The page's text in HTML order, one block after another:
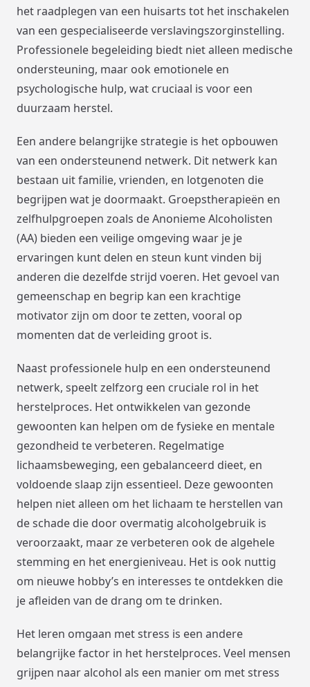
het raadplegen van een huisarts tot het inschakelen
van een gespecialiseerde verslavingszorginstelling.
Professionele begeleiding biedt niet alleen medische
ondersteuning, maar ook emotionele en
psychologische hulp, wat cruciaal is voor een
duurzaam herstel.
Een andere belangrijke strategie is het opbouwen
van een ondersteunend netwerk. Dit netwerk kan
bestaan uit familie, vrienden, en lotgenoten die
begrijpen wat je doormaakt. Groepstherapieën en
zelfhulpgroepen zoals de Anonieme Alcoholisten
(AA) bieden een veilige omgeving waar je je
ervaringen kunt delen en steun kunt vinden bij
anderen die dezelfde strijd voeren. Het gevoel van
gemeenschap en begrip kan een krachtige
motivator zijn om door te zetten, vooral op
momenten dat de verleiding groot is.
Naast professionele hulp en een ondersteunend
netwerk, speelt zelfzorg een cruciale rol in het
herstelproces. Het ontwikkelen van gezonde
gewoonten kan helpen om de fysieke en mentale
gezondheid te verbeteren. Regelmatige
lichaamsbeweging, een gebalanceerd dieet, en
voldoende slaap zijn essentieel. Deze gewoonten
helpen niet alleen om het lichaam te herstellen van
de schade die door overmatig alcoholgebruik is
veroorzaakt, maar ze verbeteren ook de algehele
stemming en het energieniveau. Het is ook nuttig
om nieuwe hobby’s en interesses te ontdekken die
je afleiden van de drang om te drinken.
Het leren omgaan met stress is een andere
belangrijke factor in het herstelproces. Veel mensen
grijpen naar alcohol als een manier om met stress